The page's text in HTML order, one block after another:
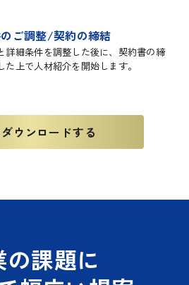
ご調整/契約の締結
詳細条件を調整した後に、契約書の締
た上で人材紹介を開始します。
ウンロードする
の課題に